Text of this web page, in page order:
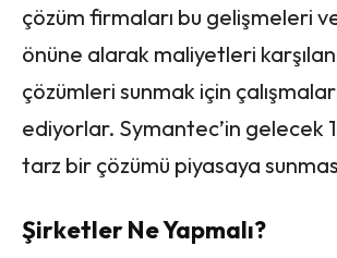
çözüm firmaları bu gelişmeleri
önüne alarak maliyetleri
çözümleri sunmak için
ediyorlar. Symantec’in gelecek
tarz bir çözümü piyasaya
Şirketler Ne Yapmalı?